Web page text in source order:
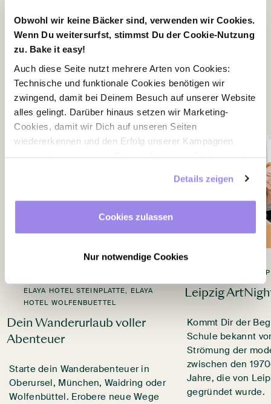
Obwohl wir keine Bäcker sind, verwenden wir Cookies.
Wenn Du weitersurfst, stimmst Du der Cookie-Nutzung
zu. Bake it easy!
Auch diese Seite nutzt mehrere Arten von Cookies:
Technische und funktionale Cookies benötigen wir
zwingend, damit bei Deinem Besuch auf unserer Website
alles gelingt. Darüber hinaus setzen wir Marketing-
Cookies, damit wir Dich auf unseren Seiten
wiedererkennen und den Erfolg unserer Kampagnen
außerhalb unserer Webseite. Du kannst jederzeit – auch
später noch – festlegen, welche Cookies Du zulässt und
Details zeigen
Cookies zulassen
Nur notwendige Cookies
ANGEBOTE
Diese Angebote könnten Dir
auch gefallen.
ELAYA HOTEL STEINPLATTE, ELAYA
HOTEL WOLFENBUETTEL
Dein Wanderurlaub voller
Abenteuer
Starte dein Wanderabenteuer in
Oberursel, München, Waidring oder
Wolfenbüttel. Erobere neue Wege
ELAYA HOTEL
Leipzig
Kommt Dir der
Schule bekannt
Strömung der
zwischen den
Jahre, die von
gegründet wurde.